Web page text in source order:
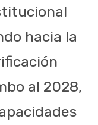
hacia la
al 2028,